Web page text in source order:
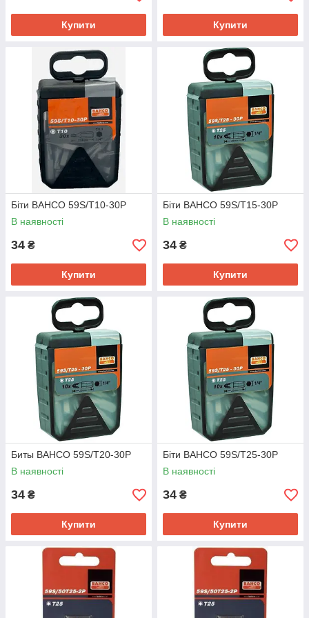
Купити Купити
Біти BAHCO 59S/T10-30P
В наявності
34 ₴
Купити
Біти BAHCO 59S/T15-30P
В наявності
34 ₴
Купити
Биты BAHCO 59S/T20-30P
В наявності
34 ₴
Купити
Біти BAHCO 59S/T25-30P
В наявності
34 ₴
Купити